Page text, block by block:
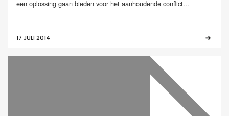
een oplossing gaan bieden voor het aanhoudende conflict...
17 JULI 2014